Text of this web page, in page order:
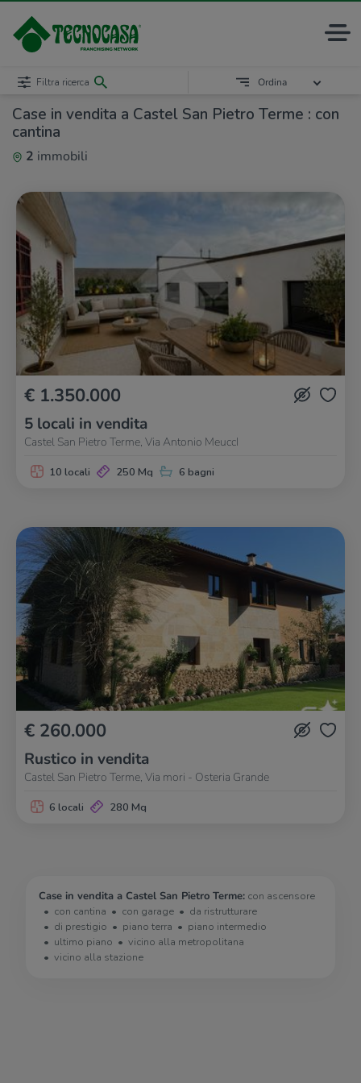
Case in vendita a Castel San Pietro Terme : con
cantina
2 immobili
Filtra ricerca Ordina
€ 1.350.000
5 locali in vendita
Castel San Pietro Terme, Via Antonio MeuccI
10 locali 250 Mq 6 bagni
€ 260.000
Rustico in vendita
Castel San Pietro Terme, Via mori - Osteria Grande
6 locali 280 Mq
Case in vendita a Castel San Pietro Terme: con ascensore
con cantina
con garage
da ristrutturare
di prestigio
piano terra
piano intermedio
ultimo piano
vicino alla metropolitana
vicino alla stazione